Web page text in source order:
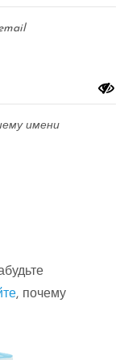
имени
, почему